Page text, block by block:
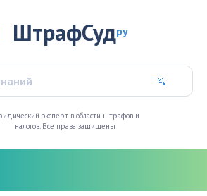
ШтрафСудру
эксперт в области штрафов и
налогов. Все права защищены